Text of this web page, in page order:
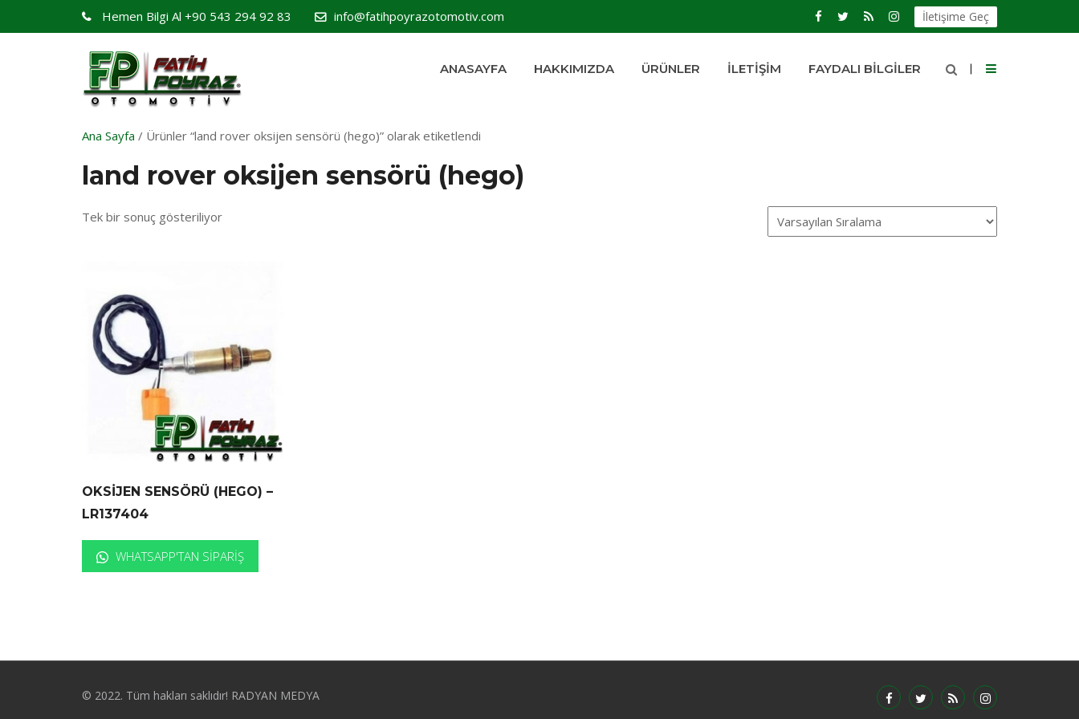
Hemen Bilgi Al +90 543 294 92 83 info@fatihpoyrazotomotiv.com İletişime Geç
ANASAYFA HAKKIMIZDA ÜRÜNLER İLETIŞIM FAYDALI BILGILER
Ana Sayfa / Ürünler “land rover oksijen sensörü (hego)” olarak etiketlendi
land rover oksijen sensörü (hego)
Tek bir sonuç gösteriliyor
OKSİJEN SENSÖRÜ (HEGO) –
LR137404
WHATSAPP'TAN SIPARIŞ
© 2022. Tüm hakları saklıdır! RADYAN MEDYA